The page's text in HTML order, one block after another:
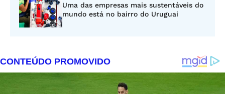
Uma das empresas mais sustentáveis do
mundo está no bairro do Uruguai